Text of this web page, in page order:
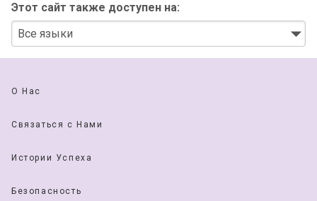
Этот сайт также доступен на:
О Нас
Связаться с Нами
Истории Успеха
Безопасность